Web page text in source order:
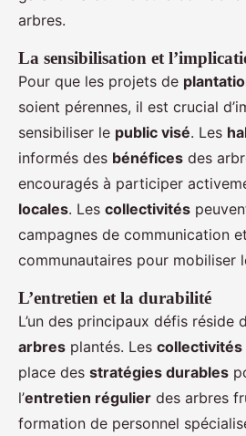
arbres.
La sensibilisation et
Pour que les projets de
soient pérennes, il est crucial
sensibiliser le public visé. Les
informés des bénéfices des
encouragés à participer
locales. Les collectivités
campagnes de communication
communautaires pour mobiliser
L’entretien et la durabilité
L’un des principaux défis réside
arbres plantés. Les collectivités
place des stratégies durables
l’entretien régulier des arbres
formation de personnel